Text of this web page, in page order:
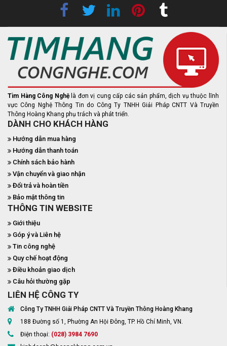
Tìm Hàng Công Nghệ là đơn vị cung cấp các sản phẩm, dịch vụ thuộc lĩnh
vực Công Nghệ Thông Tin do Công Ty TNHH Giải Pháp CNTT Và Truyền
Thông Hoàng Khang phụ trách và phát triển.
DÀNH CHO KHÁCH HÀNG
Hướng dẫn mua hàng
Hướng dẫn thanh toán
Chính sách bảo hành
Vận chuyển và giao nhận
Đổi trả và hoàn tiền
Bảo mật thông tin
THÔNG TIN WEBSITE
Giới thiệu
Góp ý và Liên hệ
Tin công nghệ
Quy chế hoạt động
Điều khoản giao dịch
Câu hỏi thường gặp
LIÊN HỆ CÔNG TY
Công Ty TNHH Giải Pháp CNTT Và Truyền Thông Hoàng Khang
188 Đường số 1, Phường An Hội Đông, TP. Hồ Chí Minh, VN.
Điện thoại: (028) 3984 7690